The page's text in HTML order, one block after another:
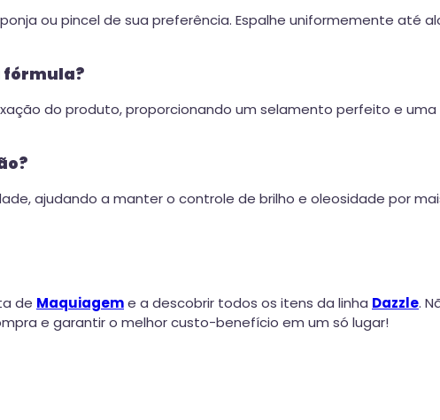
ou pincel de sua preferência. Espalhe uniformemente até
fórmula?
do produto, proporcionando um selamento perfeito e
ajudando a manter o controle de brilho e oleosidade por
de Maquiageme a descobrir todos os itens da linha Dazzle.
e garantir o melhor custo-benefício em um só lugar!